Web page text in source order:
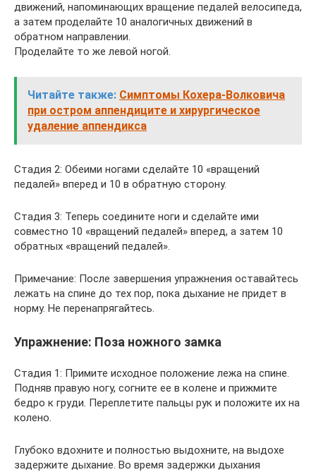
движений, напоминающих вращение педалей велосипеда,
а затем проделайте 10 аналогичных движений в
обратном направлении.
Проделайте то же левой ногой.
Читайте также: Симптомы Кохера-Волковича
при остром аппендиците и хирургическое
удаление аппендикса
Стадия 2: Обеими ногами сделайте 10 «вращений
педалей» вперед и 10 в обратную сторону.
Стадия 3: Теперь соедините ноги и сделайте ими
совместно 10 «вращений педалей» вперед, а затем 10
обратных «вращений педалей».
Примечание: После завершения упражнения оставайтесь
лежать на спине до тех пор, пока дыхание не придет в
норму. Не перенапрягайтесь.
Упражнение: Поза ножного замка
Стадия 1: Примите исходное положение лежа на спине.
Подняв правую ногу, согните ее в колене и прижмите
бедро к груди. Переплетите пальцы рук и положите их на
колено.
Глубоко вдохните и полностью выдохните, на выдохе
задержите дыхание. Во время задержки дыхания